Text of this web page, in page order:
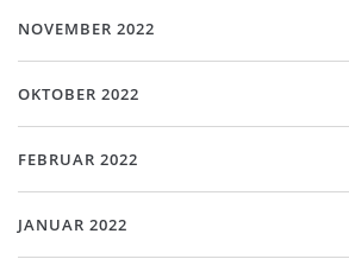
NOVEMBER 2022
OKTOBER 2022
FEBRUAR 2022
JANUAR 2022